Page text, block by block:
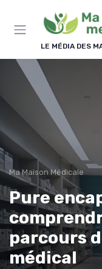
LE MÉDIA DES
Ma Maison Médicale
Pure
parcours
médical